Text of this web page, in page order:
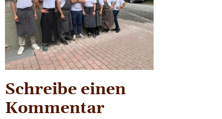
Schreibe einen
Kommentar